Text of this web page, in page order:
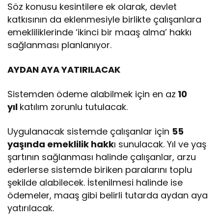
Söz konusu kesintilere ek olarak, devlet
katkısının da eklenmesiyle birlikte çalışanlara
emekliliklerinde ‘ikinci bir maaş alma’ hakkı
sağlanması planlanıyor.
AYDAN AYA YATIRILACAK
Sistemden ödeme alabilmek için en az 10
yıl katılım zorunlu tutulacak.
Uygulanacak sistemde çalışanlar için 55
yaşında emeklilik hakkı sunulacak. Yıl ve yaş
şartının sağlanması halinde çalışanlar, arzu
ederlerse sistemde biriken paralarını toplu
şekilde alabilecek. İstenilmesi halinde ise
ödemeler, maaş gibi belirli tutarda aydan aya
yatırılacak.